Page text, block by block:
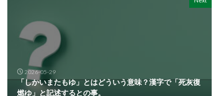
2026-05-29
「しかいまたもゆ」とはどういう意味？漢字で「死灰復
燃ゆ」と記述するとの事。